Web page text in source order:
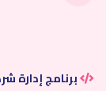
برنامج إدارة